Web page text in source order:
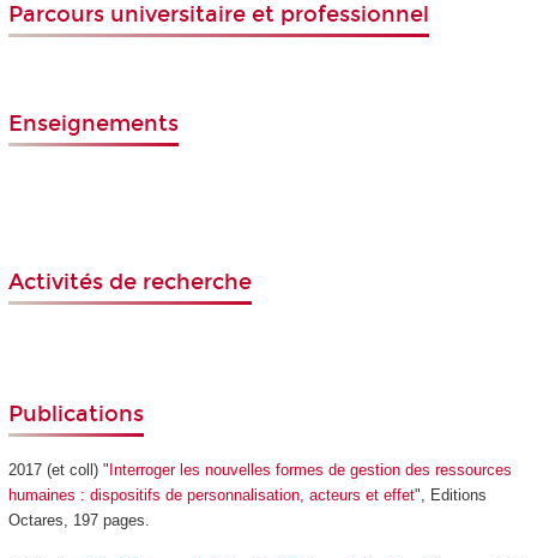
Parcours universitaire et professionnel
Enseignements
Activités de recherche
Publications
2017 (et coll) " Interroger les nouvelles formes de gestion des ressources
humaines : dispositifs de personnalisation, acteurs et effet", Editions
Octares, 197 pages.